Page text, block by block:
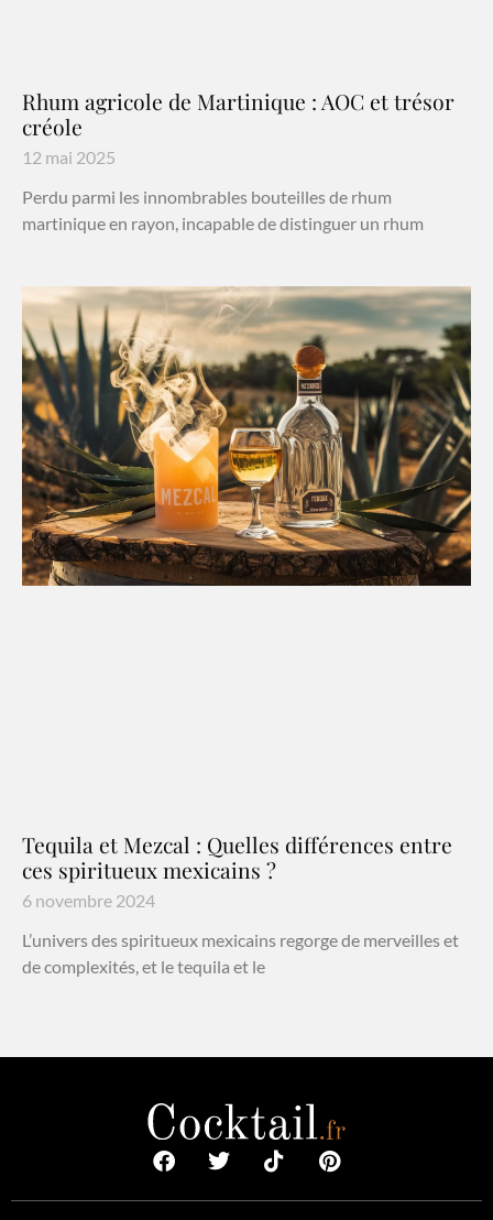
Rhum agricole de Martinique : AOC et trésor
créole
12 mai 2025
Perdu parmi les innombrables bouteilles de rhum
martinique en rayon, incapable de distinguer un rhum
Tequila et Mezcal : Quelles différences entre
ces spiritueux mexicains ?
6 novembre 2024
L’univers des spiritueux mexicains regorge de merveilles et
de complexités, et le tequila et le